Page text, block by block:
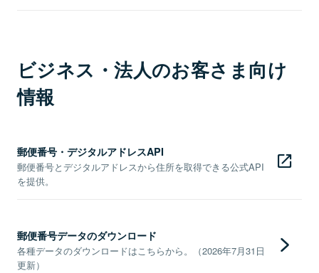
ビジネス・法人のお客さま向け
情報
郵便番号・デジタルアドレスAPI
郵便番号とデジタルアドレスから住所を取得できる公式API
を提供。
郵便番号データのダウンロード
各種データのダウンロードはこちらから。（2026年7月31日
更新）